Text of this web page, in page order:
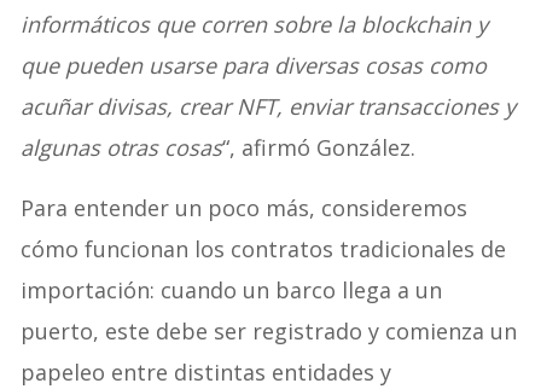
informáticos que corren sobre la blockchain y
que pueden usarse para diversas cosas como
acuñar divisas, crear NFT, enviar transacciones y
algunas otras cosas“, afirmó González.
Para entender un poco más, consideremos
cómo funcionan los contratos tradicionales de
importación: cuando un barco llega a un
puerto, este debe ser registrado y comienza un
papeleo entre distintas entidades y